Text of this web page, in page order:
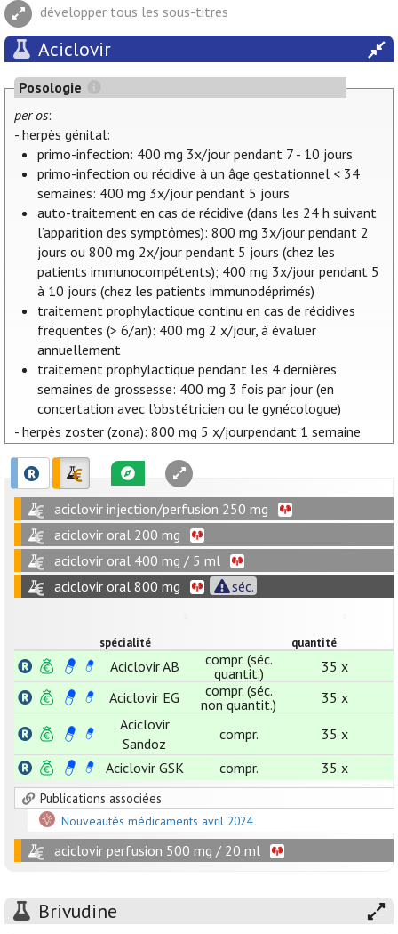
développer tous les sous-titres
Aciclovir
Posologie
per os:
- herpès génital:
primo-infection: 400 mg 3x/jour pendant 7 - 10 jours
primo-infection ou récidive à un âge gestationnel < 34
semaines: 400 mg 3x/jour pendant 5 jours
auto-traitement en cas de récidive (dans les 24 h suivant
l’apparition des symptômes): 800 mg 3x/jour pendant 2
jours ou 800 mg 2x/jour pendant 5 jours (chez les
patients immunocompétents); 400 mg 3x/jour pendant 5
à 10 jours (chez les patients immunodéprimés)
traitement prophylactique continu en cas de récidives
fréquentes (> 6/an): 400 mg 2 x/jour, à évaluer
annuellement
traitement prophylactique pendant les 4 dernières
semaines de grossesse: 400 mg 3 fois par jour (en
concertation avec l’obstétricien ou le gynécologue)
- herpès zoster (zona): 800 mg 5 x/jourpendant 1 semaine
aciclovir injection/perfusion 250 mg
aciclovir oral 200 mg
aciclovir oral 400 mg / 5 ml
aciclovir oral 800 mg
séc.
spécialité quantité
Aciclovir AB
compr. (séc.
quantit.)
35 x
Aciclovir EG
compr. (séc.
non quantit.)
35 x
Aciclovir
Sandoz
compr.
35 x
Aciclovir GSK
compr. 35 x
Publications associées
Nouveautés médicaments avril 2024
aciclovir perfusion 500 mg / 20 ml
Brivudine